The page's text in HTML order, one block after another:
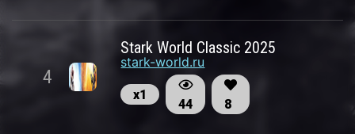
4
Stark World Classic 2025
stark-world.ru
х1
44 8